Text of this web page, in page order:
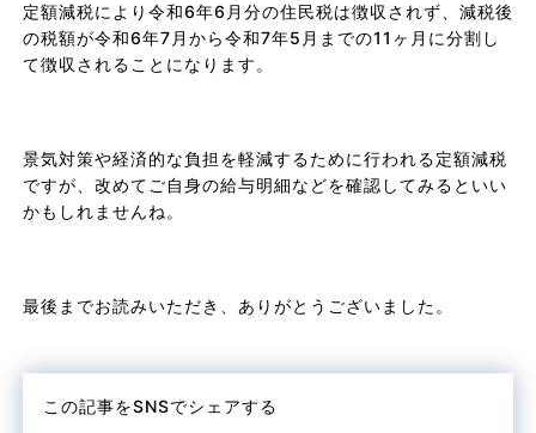
定額減税により令和6年6月分の住民税は徴収されず、減税後
の税額が令和6年7月から令和7年5月までの11ヶ月に分割し
て徴収されることになります。
景気対策や経済的な負担を軽減するために行われる定額減税
ですが、改めてご自身の給与明細などを確認してみるといい
かもしれませんね。
最後までお読みいただき、ありがとうございました。
この記事をSNSでシェアする